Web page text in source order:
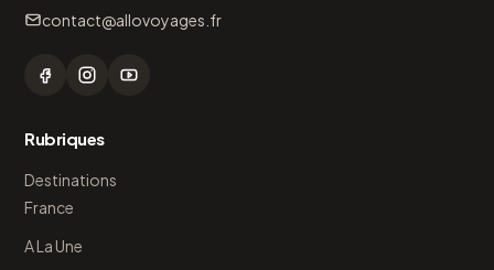
contact@allovoyages.fr
Rubriques
Destinations
France
A La Une